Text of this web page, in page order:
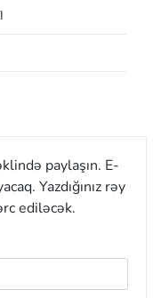
paylaşın. E-
Yazdığınız rəy
ediləcək.